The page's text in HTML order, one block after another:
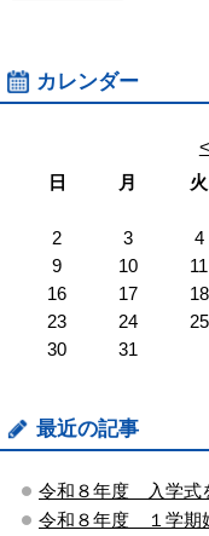
カレンダー
<
日
月 火
2
3 4
9
10 11
16
17 18
23
24 25
30
31
最近の記事
令和８年度 入学式
令和８年度 １学期